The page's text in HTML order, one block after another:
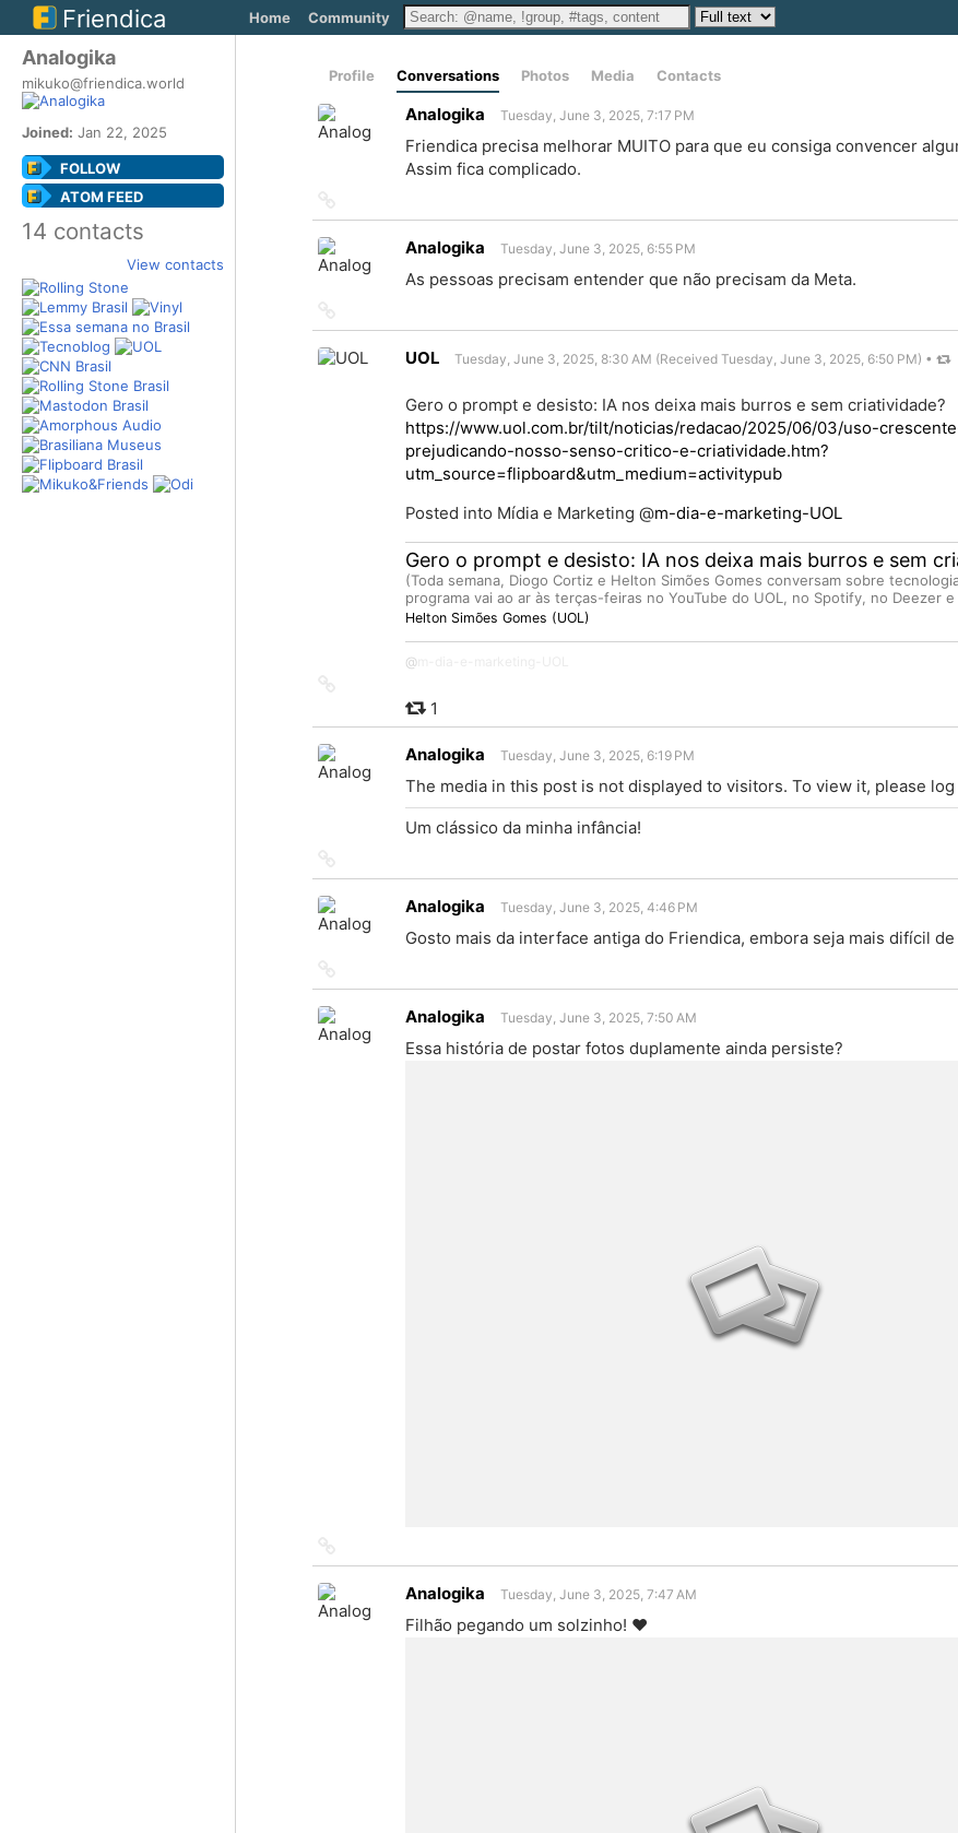
Friendica Home Community
Analogika
mikuko@friendica.world
Joined: Jan 22, 2025
FOLLOW
ATOM FEED
14 contacts
View contacts
Profile Conversations Photos Media Contacts
Analogika Tuesday, June 3, 2025, 7:17 PM
Friendica precisa melhorar MUITO para que eu consiga convencer
Assim fica complicado.
to
Analogika Tuesday, June 3, 2025, 6:55 PM
As pessoas precisam entender que não precisam da Meta.
to
UOL Tuesday, June 3, 2025, 8:30 AM (Received Tuesday, June 3, 2025, 6:50 PM) •
Gero o prompt e desisto: IA nos deixa mais burros e sem criatividade?
https://www.uol.com.br/tilt/noticias/redacao/2025/06/03/uso-
prejudicando-nosso-senso-critico-e-criatividade.htm?
utm_source=flipboard&utm_medium=activitypub
Posted into Mídia e Marketing @m-dia-e-marketing-UOL
Gero o prompt e desisto: IA nos deixa mais burros e sem
(Toda semana, Diogo Cortiz e Helton Simões Gomes conversam sobre
programa vai ao ar às terças-feiras no YouTube do UOL, no Spotify, no Deezer
Helton Simões Gomes (UOL)
@m-dia-e-marketing-UOL
1
Analogika Tuesday, June 3, 2025, 6:19 PM
The media in this post is not displayed to visitors. To view it, please log
Um clássico da minha infância!
to
Analogika Tuesday, June 3, 2025, 4:46 PM
Gosto mais da interface antiga do Friendica, embora seja mais difícil
to
Analogika Tuesday, June 3, 2025, 7:50 AM
Essa história de postar fotos duplamente ainda persiste?
to
Analogika Tuesday, June 3, 2025, 7:47 AM
Filhão pegando um solzinho! ❤️